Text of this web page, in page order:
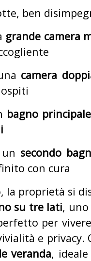
ben
grande camera
camera
bagno
secondo
con cura
la proprietà si
su tre lati, uno
per
e privacy.
veranda,